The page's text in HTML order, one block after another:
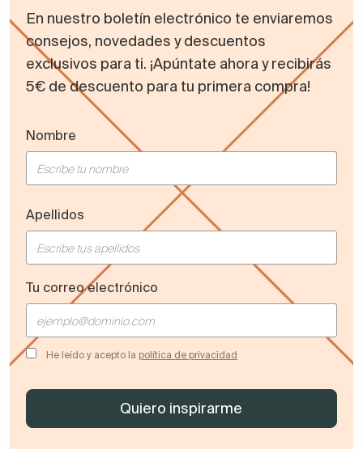
En nuestro boletín electrónico te enviaremos
consejos, novedades y descuentos
exclusivos para ti. ¡Apúntate ahora y recibirás
5€ de descuento para tu primera compra!
Nombre
Apellidos
Tu correo electrónico
He leído y acepto la política de privacidad